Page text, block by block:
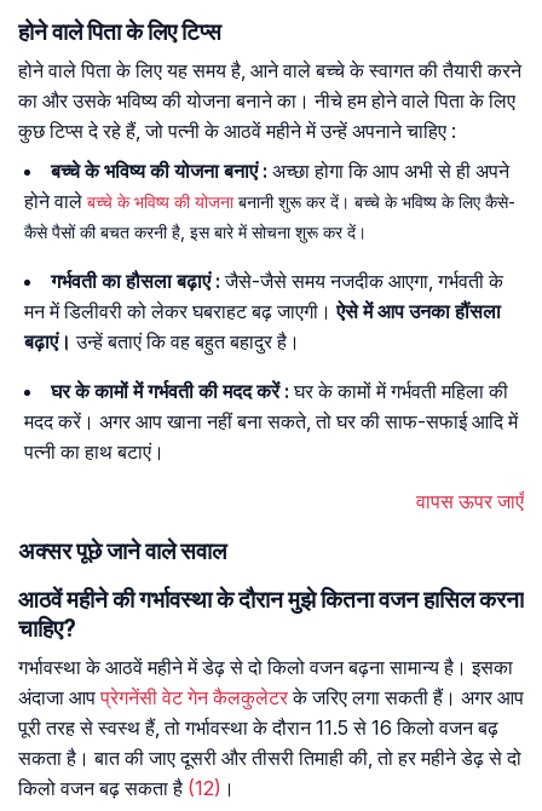
होने वाले पिता के लिए टिप्स
होने वाले पिता के लिए यह समय है, आने वाले बच्चे के स्वागत की तैयारी करने
का और उसके भविष्य की योजना बनाने का। नीचे हम होने वाले पिता के लिए
कुछ टिप्स दे रहे हैं, जो पत्नी के आठवें महीने में उन्हें अपनाने चाहिए :
बच्चे के भविष्य की योजना बनाएं : अच्छा होगा कि आप अभी से ही अपने
होने वाले बच्चे के भविष्य की योजनाबनानी शुरू कर दें। बच्चे के भविष्य के लिए कैसे-
कैसे पैसों की बचत करनी है, इस बारे में सोचना शुरू कर दें।
गर्भवती का हौसला बढ़ाएं :जैसे-जैसे समय नजदीक आएगा, गर्भवती के
मन में डिलीवरी को लेकर घबराहट बढ़ जाएगी।ऐसे में आप उनका हौंसला
बढ़ाएं।उन्हें बताएं कि वह बहुत बहादुर है।
घर के कामों में गर्भवती की मदद करें :घर के कामों में गर्भवती महिला की
मदद करें। अगर आप खाना नहीं बना सकते, तो घर की साफ-सफाई आदि में
पत्नी का हाथ बटाएं।
वापस ऊपर जाएँ
अक्सर पूछे जाने वाले सवाल
आठवें महीने की गर्भावस्था के दौरान मुझे कितना वजन हासिल करना
चाहिए?
गर्भावस्था के आठवें महीने में डेढ़ से दो किलो वजन बढ़ना सामान्य है। इसका
अंदाजा आपप्रेगनेंसी वेट गेन कैलकुलेटरके जरिए लगा सकती हैं। अगर आप
पूरी तरह से स्वस्थ हैं, तो गर्भावस्था के दौरान 11.5 से 16 किलो वजन बढ़
सकता है। बात की जाए दूसरी और तीसरी तिमाही की, तो हर महीने डेढ़ से दो
किलो वजन बढ़ सकता है (12) ।